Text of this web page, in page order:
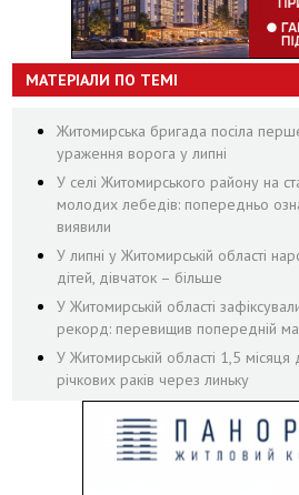
МАТЕРІАЛИ ПО ТЕМІ
Житомирська бригада посіла
ураження ворога у липні
У селі Житомирського району на
молодих лебедів: попередньо
виявили
У липні у Житомирській області
дітей, дівчаток – більше
У Житомирській області
рекорд: перевищив попередній
У Житомирській області 1,5
річкових раків через линьку